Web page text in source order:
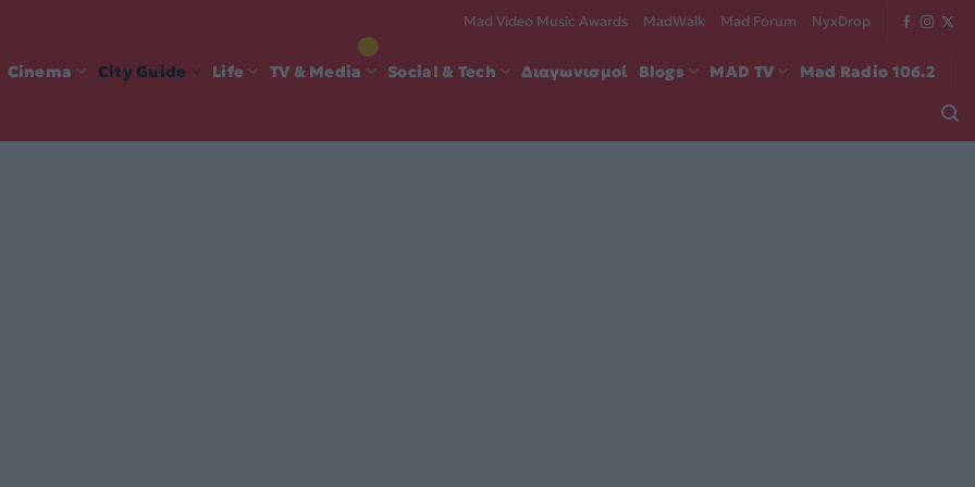
Mad Video Music Awards MadWalk Mad Forum NyxDrop
Cinema City Guide Life TV & Media Social & Tech Διαγωνισμοί Blogs MAD TV Mad Radio 106.2